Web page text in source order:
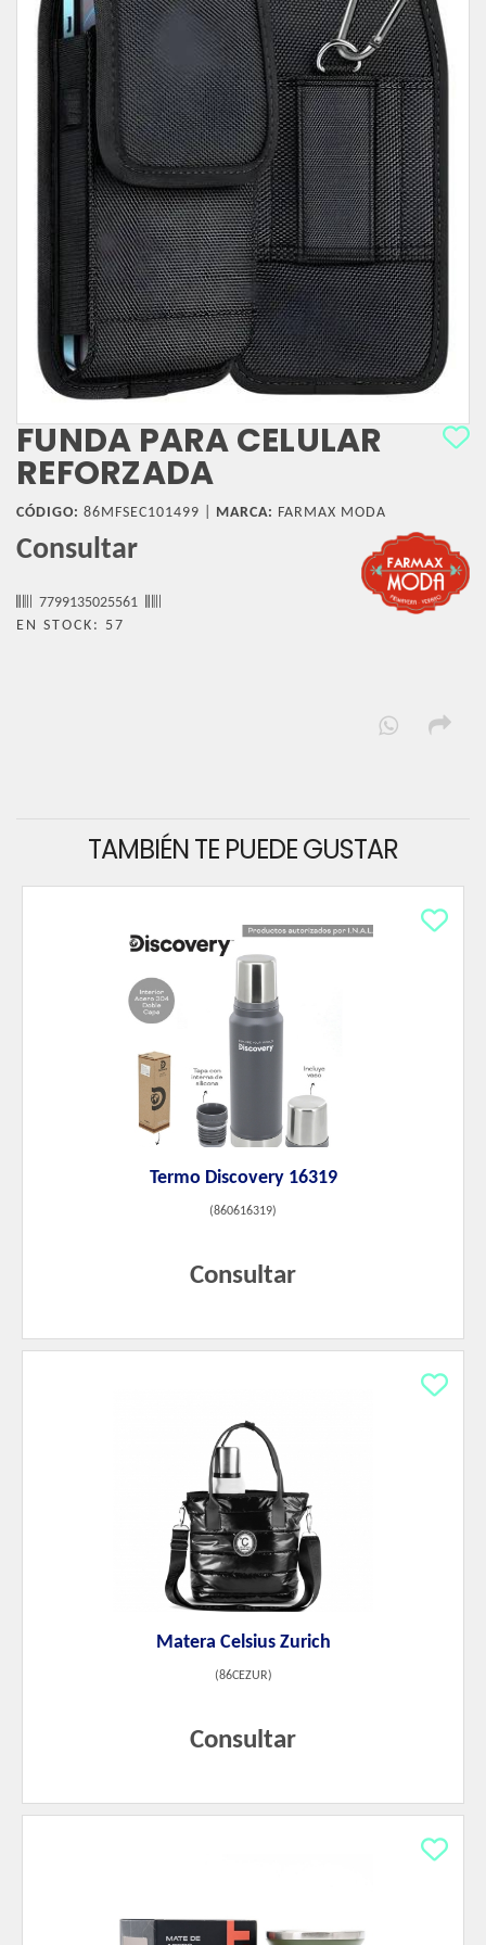
FUNDA PARA CELULAR
REFORZADA
CÓDIGO: 86MFSEC101499 | MARCA: FARMAX MODA
Consultar
7799135025561
EN STOCK: 57
TAMBIÉN TE PUEDE GUSTAR
Termo Discovery 16319
(860616319)
Consultar
Matera Celsius Zurich
(86CEZUR)
Consultar